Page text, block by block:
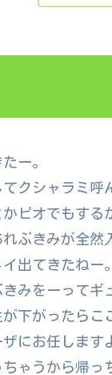
ー。
クシャラミ呼
ピオでもする
ぶきみが全然
出てきたねー。
みをーってギ
下がったらこ
にお任します
ゃうから帰っ